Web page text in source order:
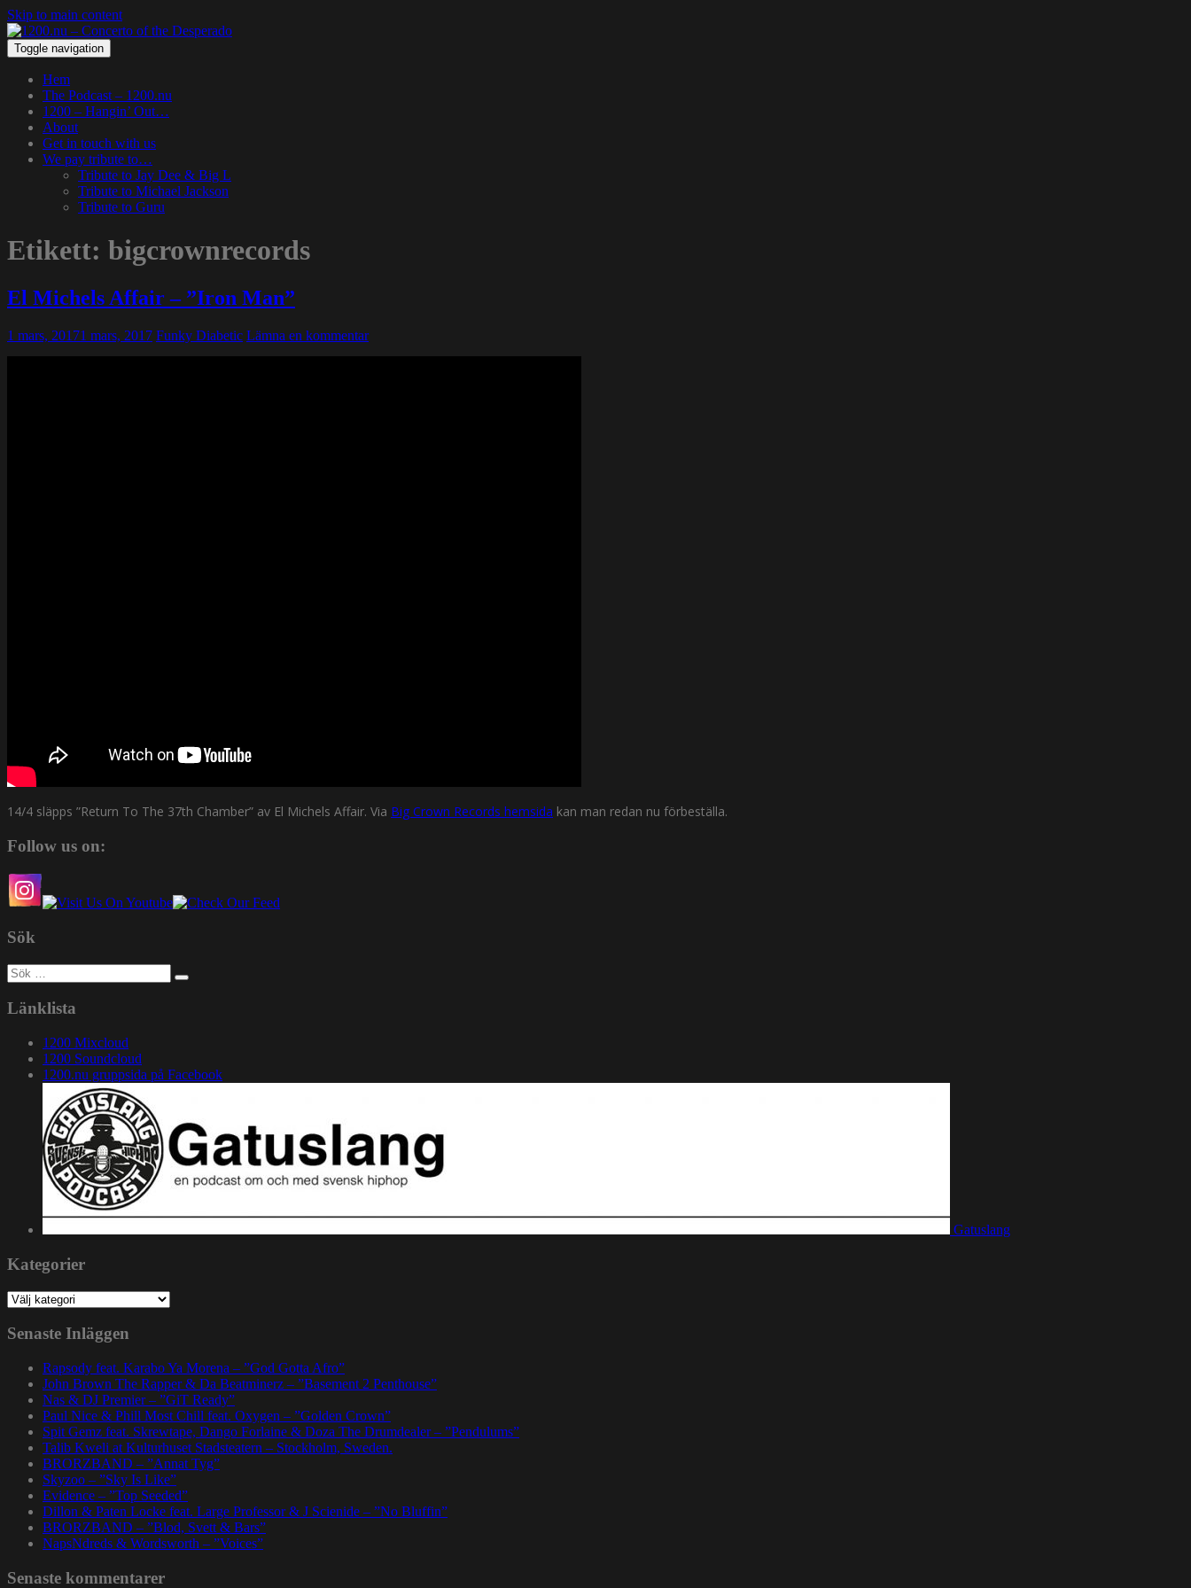
Skip to main content
Toggle navigation
Hem
The Podcast – 1200.nu
1200 – Hangin’ Out…
About
Get in touch with us
We pay tribute to…
Tribute to Jay Dee & Big L
Tribute to Michael Jackson
Tribute to Guru
Etikett: bigcrownrecords
El Michels Affair – ”Iron Man”
1 mars, 20171 mars, 2017 Funky Diabetic Lämna en kommentar
14/4 släpps ”Return To The 37th Chamber” av El Michels Affair. Via Big Crown Records hemsida kan man redan nu förbeställa.
Follow us on:
Sök
Sök
efter:
Länklista
1200 Mixcloud
1200 Soundcloud
1200.nu gruppsida på Facebook
Gatuslang
Kategorier
Kategorier
Senaste Inläggen
Rapsody feat. Karabo Ya Morena – ”God Gotta Afro”
John Brown The Rapper & Da Beatminerz – ”Basement 2 Penthouse”
Nas & DJ Premier – ”GiT Ready”
Paul Nice & Phill Most Chill feat. Oxygen – ”Golden Crown”
Spit Gemz feat. Skrewtape, Dango Forlaine & Doza The Drumdealer – ”Pendulums”
Talib Kweli at Kulturhuset Stadsteatern – Stockholm, Sweden.
BRORZBAND – ”Annat Tyg”
Skyzoo – ”Sky Is Like”
Evidence – ”Top Seeded”
Dillon & Paten Locke feat. Large Professor & J Scienide – ”No Bluffin”
BRORZBAND – ”Blod, Svett & Bars”
NapsNdreds & Wordsworth – ”Voices”
Senaste kommentarer